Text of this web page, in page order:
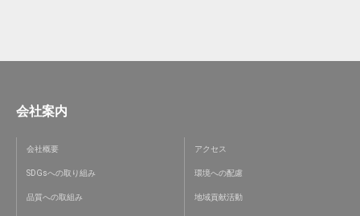
会社案内
会社概要 アクセス
SDGsへの取り組み 環境への配慮
品質への取組み 地域貢献活動